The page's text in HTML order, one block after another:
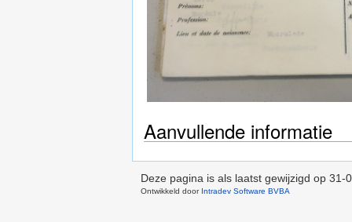
Aanvullende informatie
Deze pagina is als laatst gewijzigd op 31-
Ontwikkeld door Intradev Software BVBA